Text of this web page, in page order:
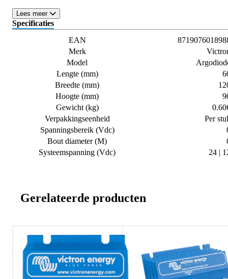
Lees meer
Specificaties
EAN
Merk
Model
Lengte (mm)
Breedte (mm)
Hoogte (mm)
Gewicht (kg)
Verpakkingseenheid
Per
Spanningsbereik (Vdc)
Bout diameter (M)
Systeemspanning (Vdc)
24 |
Gerelateerde producten